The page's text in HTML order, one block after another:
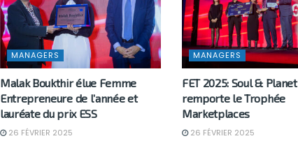
MANAGERS
Malak Boukthir élue Femme
Entrepreneure de l’année et
lauréate du prix ESS
26 FÉVRIER 2025
MANAGERS
FET 2025: Soul & Planet
remporte le Trophée
Marketplaces
26 FÉVRIER 2025